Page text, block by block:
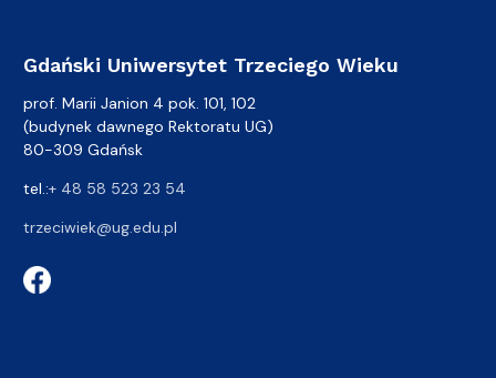
Gdański Uniwersytet Trzeciego Wieku
prof. Marii Janion 4 pok. 101, 102
(budynek dawnego Rektoratu UG)
80-309 Gdańsk
tel.:+ 48 58 523 23 54
trzeciwiek@ug.edu.pl